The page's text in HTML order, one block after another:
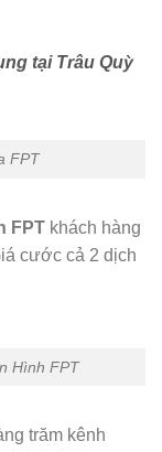
tại Trâu Quỳ
FPT
FPT khách hàng
cước cả 2 dịch
Hình FPT
trăm kênh